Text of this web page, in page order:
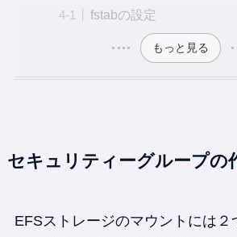
fstabの設定
もっと見る
セキュリティーグループの
EFSストレージのマウントには２